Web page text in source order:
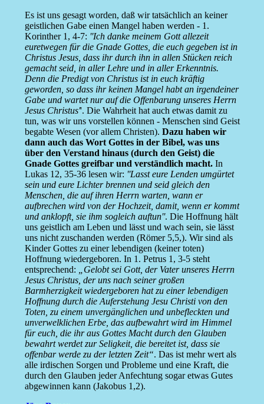
Es ist uns gesagt worden, daß wir tatsächlich an keiner
geistlichen Gabe einen Mangel haben werden - 1.
Korinther 1, 4-7: ''Ich danke meinem Gott allezeit
euretwegen für die Gnade Gottes, die euch gegeben ist in
Christus Jesus, dass ihr durch ihn in allen Stücken reich
gemacht seid, in aller Lehre und in aller Erkenntnis.
Denn die Predigt von Christus ist in euch kräftig
geworden, so dass ihr keinen Mangel habt an irgendeiner
Gabe und wartet nur auf die Offenbarung unseres Herrn
Jesus Christus''. Die Wahrheit hat auch etwas damit zu
tun, was wir uns vorstellen können - Menschen sind Geist
begabte Wesen (vor allem Christen). Dazu haben wir
dann auch das Wort Gottes in der Bibel, was uns
über den Verstand hinaus (durch den Geist) die
Gnade Gottes greifbar und verständlich macht.In
Lukas 12, 35-36 lesen wir: ''Lasst eure Lenden umgürtet
sein und eure Lichter brennen und seid gleich den
Menschen, die auf ihren Herrn warten, wann er
aufbrechen wird von der Hochzeit, damit, wenn er kommt
und anklopft, sie ihm sogleich auftun''. Die Hoffnung hält
uns geistlich am Leben und lässt und wach sein, sie lässt
uns nicht zuschanden werden (Römer 5,5,). Wir sind als
Kinder Gottes zu einer lebendigen (keiner toten)
Hoffnung wiedergeboren. In 1. Petrus 1, 3-5 steht
entsprechend:
„Gelobt sei Gott, der Vater unseres Herrn
Jesus Christus, der uns nach seiner großen
Barmherzigkeit wiedergeboren hat zu einer lebendigen
Hoffnung durch die Auferstehung Jesu Christi von den
Toten, zu einem unvergänglichen und unbefleckten und
unverwelklichen Erbe, das aufbewahrt wird im Himmel
für euch, die ihr aus Gottes Macht durch den Glauben
bewahrt werdet zur Seligkeit, die bereitet ist, dass sie
offenbar werde zu der letzten Zeit“. Das ist mehr wert als
alle irdischen Sorgen und Probleme und eine Kraft, die
durch den Glauben jeder Anfechtung sogar etwas Gutes
abgewinnen kann (Jakobus 1,2).